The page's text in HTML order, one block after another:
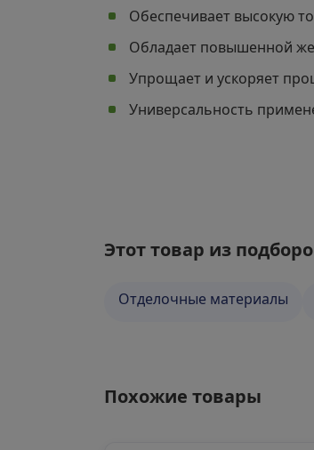
Обеспечивает высокую
Обладает повышенной
Упрощает и ускоряет
Универсальность
Этот товар из
Отделочные материалы
Похожие товары